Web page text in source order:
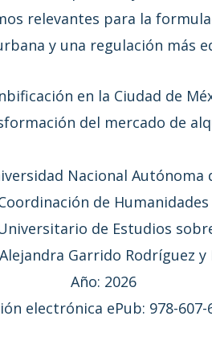
relevantes para la
y una regulación más
en la Ciudad de
del mercado de
Nacional Autónoma
de Humanidades
de Estudios
Garrido Rodríguez
Año: 2026
electrónica ePub: 978-607-